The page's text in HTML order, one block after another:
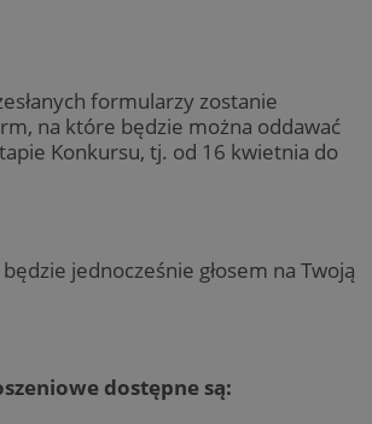
formularzy zostanie
na które będzie można oddawać
Konkursu, tj. od 16 kwietnia do
jednocześnie głosem na Twoją
dostępne są: